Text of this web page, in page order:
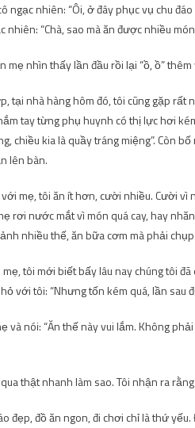
ngạc nhiên: “Ôi, ở đây phục vụ chu
nhiên: “Chà, sao mà ăn được nhiều món
mẹ nhìn thấy lần đầu rồi lại “ồ, ồ”
tại nhà hàng hôm đó, tôi cũng gặp
tay từng phụ huynh có thị lực hơi
chiều kia là quầy tráng miệng”. Còn
lên bàn.
mẹ, tôi ăn ít hơn, cười nhiều. Cười
rơi nước mắt vì món quá cay, hay
nhiều thế, ăn bữa cơm mà phải
tôi mới biết bấy lâu nay chúng tôi
với tôi: “Nhưng tốn kém quá, lần sau
và nói: “Ăn thế này vui lắm. Không
thật nhanh làm sao. Tôi nhận ra
đẹp, đồ ăn ngon, đi chơi chỉ là thứ